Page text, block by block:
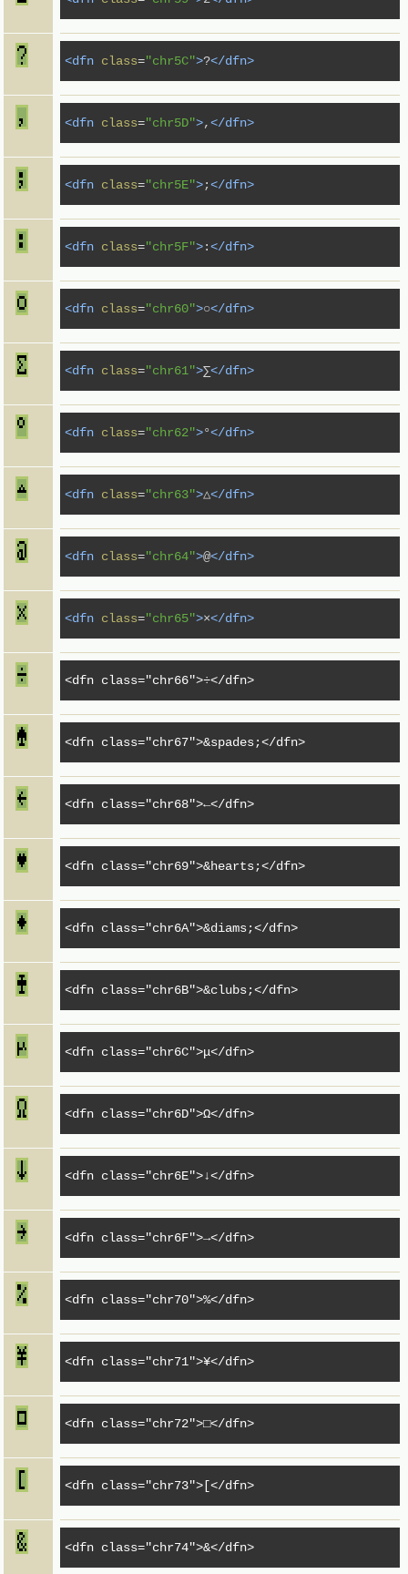
<dfn class="chr5C">?</dfn>
<dfn class="chr5D">,</dfn>
<dfn class="chr5E">;</dfn>
<dfn class="chr5F">:</dfn>
<dfn class="chr60">○</dfn>
<dfn class="chr61">∑</dfn>
<dfn class="chr62">°</dfn>
<dfn class="chr63">△</dfn>
<dfn class="chr64">@</dfn>
<dfn class="chr65">×</dfn>
<dfn class="chr66">÷</dfn>
<dfn class="chr67">&spades;</dfn>
<dfn class="chr68">←</dfn>
<dfn class="chr69">&hearts;</dfn>
<dfn class="chr6A">&diams;</dfn>
<dfn class="chr6B">&clubs;</dfn>
<dfn class="chr6C">μ</dfn>
<dfn class="chr6D">Ω</dfn>
<dfn class="chr6E">↓</dfn>
<dfn class="chr6F">→</dfn>
<dfn class="chr70">%</dfn>
<dfn class="chr71">¥</dfn>
<dfn class="chr72">□</dfn>
<dfn class="chr73">[</dfn>
<dfn class="chr74">&</dfn>